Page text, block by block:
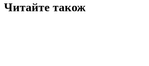
Читайте також